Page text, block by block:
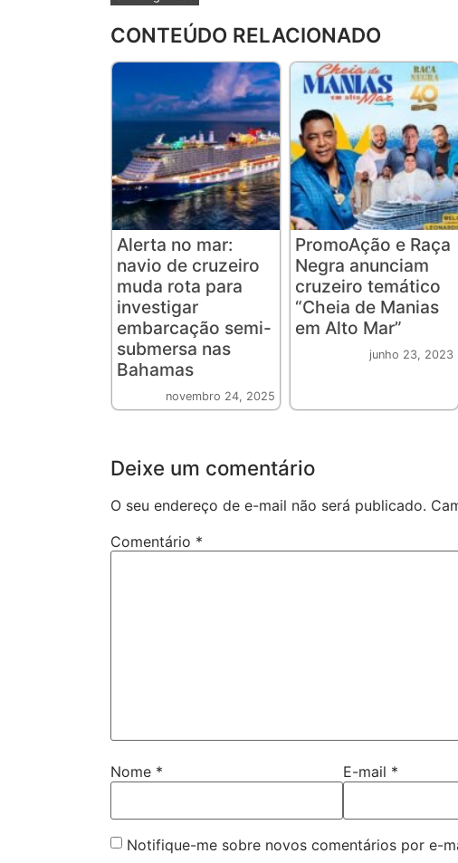
CONTEÚDO RELACIONADO
Alerta no mar:
navio de cruzeiro
muda rota para
investigar
embarcação semi-
submersa nas
Bahamas
novembro 24, 2025
PromoAção e Raça
Negra anunciam
cruzeiro temático
“Cheia de Manias
em Alto Mar”
junho 23, 2023
Deixe um comentário
O seu endereço de e-mail não será publicado.
Comentário *
Nome * E-mail *
Notifique-me sobre novos comentários por e-